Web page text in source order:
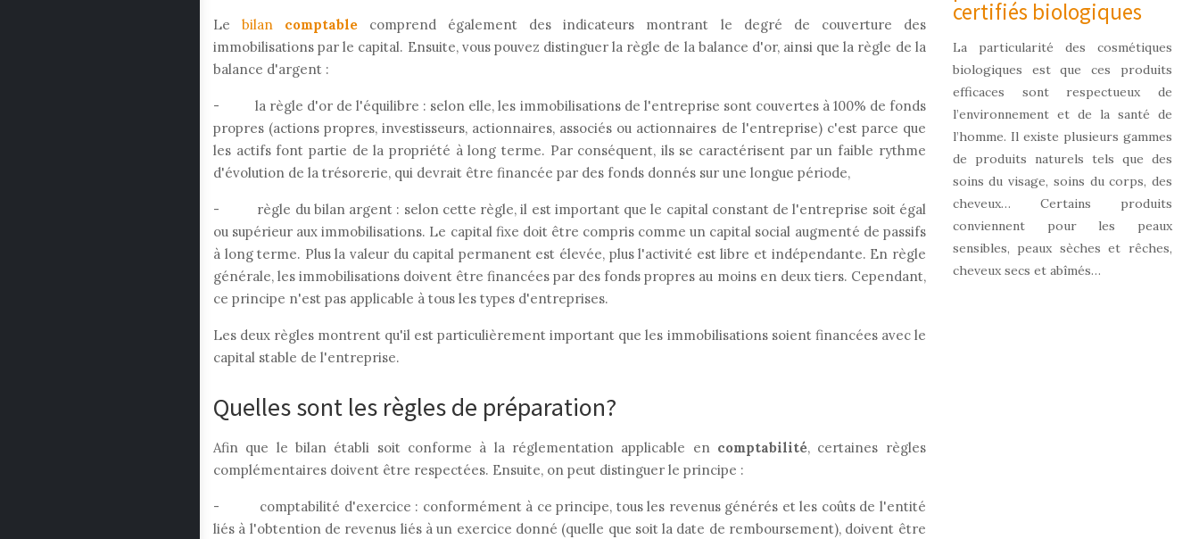
Lebilan comptable comprend également des indicateurs montrant le degré de couverture des
immobilisations par le capital. Ensuite, vous pouvez distinguer la règle de la balance d'or, ainsi que la règle de la
balance d'argent :
- la règle d'or de l'équilibre : selon elle, les immobilisations de l'entreprise sont couvertes à 100% de fonds
propres (actions propres, investisseurs, actionnaires, associés ou actionnaires de l'entreprise) c'est parce que
les actifs font partie de la propriété à long terme. Par conséquent, ils se caractérisent par un faible rythme
d'évolution de la trésorerie, qui devrait être financée par des fonds donnés sur une longue période,
- règle du bilan argent : selon cette règle, il est important que le capital constant de l'entreprise soit égal
ou supérieur aux immobilisations. Le capital fixe doit être compris comme un capital social augmenté de passifs
à long terme. Plus la valeur du capital permanent est élevée, plus l'activité est libre et indépendante. En règle
générale, les immobilisations doivent être financées par des fonds propres au moins en deux tiers. Cependant,
ce principe n'est pas applicable à tous les types d'entreprises.
Les deux règles montrent qu'il est particulièrement important que les immobilisations soient financées avec le
capital stable de l'entreprise.
Quelles sont les règles de préparation?
Afin que le bilan établi soit conforme à la réglementation applicable en comptabilité, certaines règles
complémentaires doivent être respectées. Ensuite, on peut distinguer le principe :
- comptabilité d'exercice : conformément à ce principe, tous les revenus générés et les coûts de l'entité
liés à l'obtention de revenus liés à un exercice donné (quelle que soit la date de remboursement), doivent être
certifiés biologiques
La particularité des cosmétiques
biologiques est que ces produits
efficaces sont respectueux de
l’environnement et de la santé de
l’homme. Il existe plusieurs gammes
de produits naturels tels que des
soins du visage, soins du corps, des
cheveux… Certains produits
conviennent pour les peaux
sensibles, peaux sèches et rêches,
cheveux secs et abîmés…